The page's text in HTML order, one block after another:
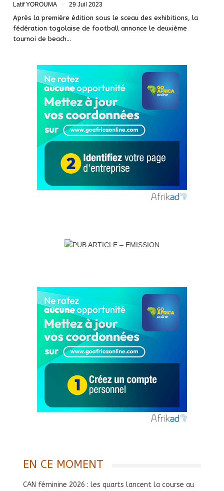
Latif YOROUMA 29 Juil 2023
Après la première édition sous le sceau des exhibitions, la
fédération togolaise de football annonce le deuxième
tournoi de beach…
EN CE MOMENT
CAN féminine 2026 : les quarts lancent la course au